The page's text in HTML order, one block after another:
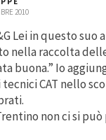
2010
Lei in questo
nella raccolta
buona.” Io
CAT nello
non ci si